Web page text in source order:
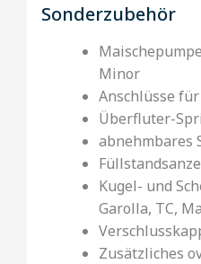
Sonderzubehör
Minor
Anschlüsse
Überfluter-
abnehmbares
Kugel- und
Garolla, TC,
Zusätzliches